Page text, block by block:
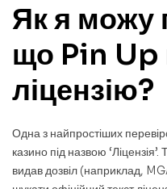
Як я можу
що Pin Up
ліцензію?
Одна з найпростіших
казино під назвою
видав дозвіл (наприклад,